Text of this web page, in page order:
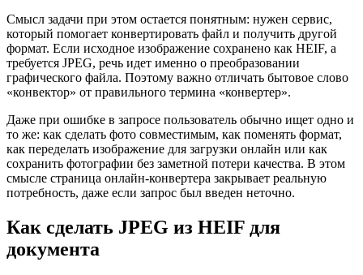
Смысл задачи при этом остается понятным: нужен сервис,
который помогает конвертировать файл и получить другой
формат. Если исходное изображение сохранено как HEIF, а
требуется JPEG, речь идет именно о преобразовании
графического файла. Поэтому важно отличать бытовое слово
«конвектор» от правильного термина «конвертер».
Даже при ошибке в запросе пользователь обычно ищет одно и
то же: как сделать фото совместимым, как поменять формат,
как переделать изображение для загрузки онлайн или как
сохранить фотографии без заметной потери качества. В этом
смысле страница онлайн-конвертера закрывает реальную
потребность, даже если запрос был введен неточно.
Как сделать JPEG из HEIF для
документа